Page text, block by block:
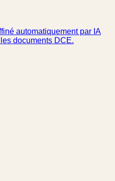
automatiquement par IA
documents DCE.